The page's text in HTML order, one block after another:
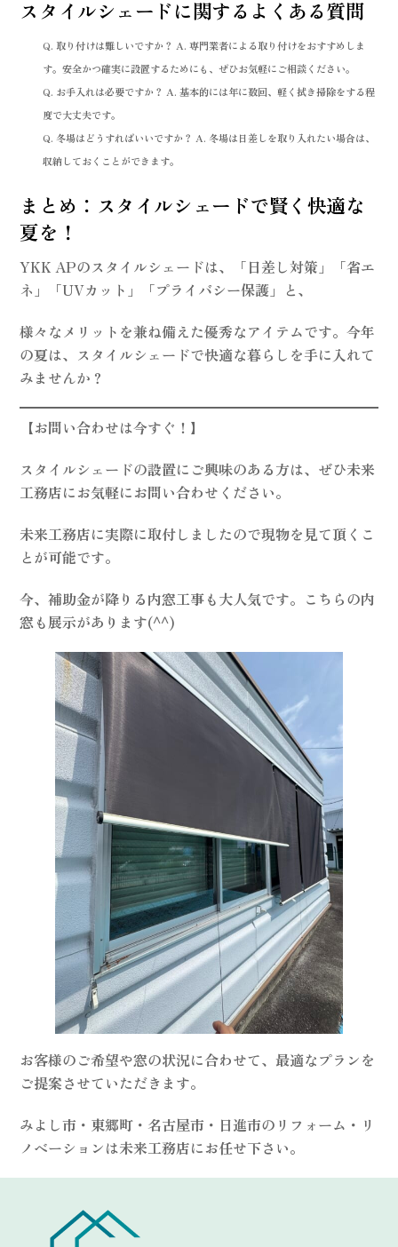
スタイルシェードに関するよくある質問
Q. 取り付けは難しいですか？ A. 専門業者による取り付けをおすすめしま
す。安全かつ確実に設置するためにも、ぜひお気軽にご相談ください。
Q. お手入れは必要ですか？ A. 基本的には年に数回、軽く拭き掃除をする程
度で大丈夫です。
Q. 冬場はどうすればいいですか？ A. 冬場は日差しを取り入れたい場合は、
収納しておくことができます。
まとめ：スタイルシェードで賢く快適な
夏を！
YKK APのスタイルシェードは、「日差し対策」「省エ
ネ」「UVカット」「プライバシー保護」と、
様々なメリットを兼ね備えた優秀なアイテムです。今年
の夏は、スタイルシェードで快適な暮らしを手に入れて
みませんか？
【お問い合わせは今すぐ！】
スタイルシェードの設置にご興味のある方は、ぜひ未来
工務店にお気軽にお問い合わせください。
未来工務店に実際に取付しましたので現物を見て頂くこ
とが可能です。
今、補助金が降りる内窓工事も大人気です。こちらの内
窓も展示があります(^^)
お客様のご希望や窓の状況に合わせて、最適なプランを
ご提案させていただきます。
みよし市・東郷町・名古屋市・日進市のリフォーム・リ
ノベーションは未来工務店にお任せ下さい。